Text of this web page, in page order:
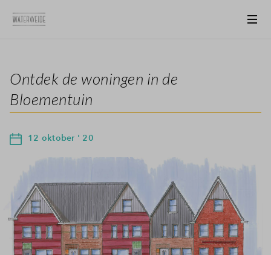
Ontdek de woningen in de
Bloementuin
12 oktober ' 20